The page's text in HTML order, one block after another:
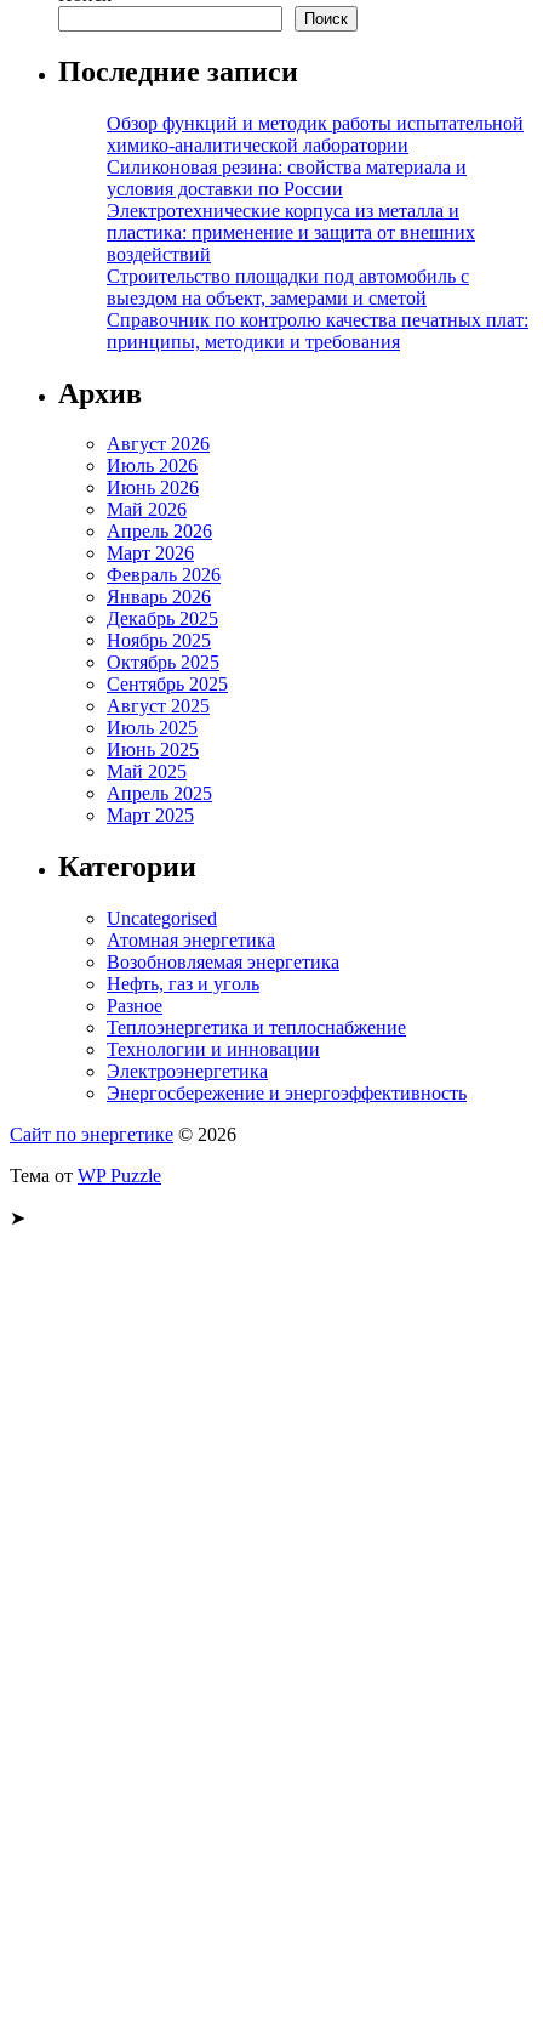
Поиск
Последние записи
Обзор функций и методик работы испытательной
химико-аналитической лаборатории
Силиконовая резина: свойства материала и
условия доставки по России
Электротехнические корпуса из металла и
пластика: применение и защита от внешних
воздействий
Строительство площадки под автомобиль с
выездом на объект, замерами и сметой
Справочник по контролю качества печатных плат:
принципы, методики и требования
Архив
Август 2026
Июль 2026
Июнь 2026
Май 2026
Апрель 2026
Март 2026
Февраль 2026
Январь 2026
Декабрь 2025
Ноябрь 2025
Октябрь 2025
Сентябрь 2025
Август 2025
Июль 2025
Июнь 2025
Май 2025
Апрель 2025
Март 2025
Категории
Uncategorised
Атомная энергетика
Возобновляемая энергетика
Нефть, газ и уголь
Разное
Теплоэнергетика и теплоснабжение
Технологии и инновации
Электроэнергетика
Энергосбережение и энергоэффективность
Сайт по энергетике © 2026
Тема от WP Puzzle
➤